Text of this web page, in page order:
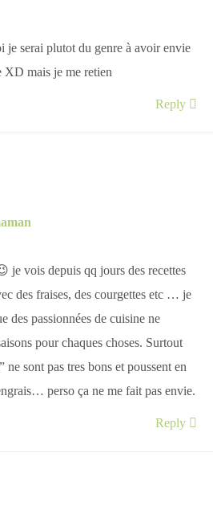
je serai plutot du genre à avoir envie
XD mais je me retien
Reply
vois depuis qq jours des recettes
des fraises, des courgettes etc … je
des passionnées de cuisine ne
pour chaques choses. Surtout
ne sont pas tres bons et poussent en
perso ça ne me fait pas envie.
Reply